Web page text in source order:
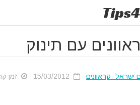
Tips
עם תינוק
ישראל- קראוונים זמן